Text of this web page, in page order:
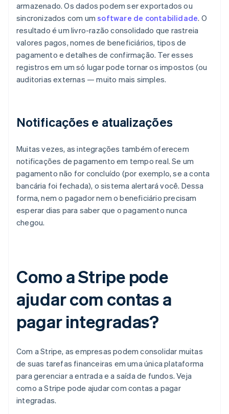
armazenado. Os dados podem ser exportados ou
sincronizados com umsoftware de contabilidade. O
resultado é um livro-razão consolidado que rastreia
valores pagos, nomes de beneficiários, tipos de
pagamento e detalhes de confirmação. Ter esses
registros em um só lugar pode tornar os impostos (ou
auditorias externas — muito mais simples.
Notificações e atualizações
Muitas vezes, as integrações também oferecem
notificações de pagamento em tempo real. Se um
pagamento não for concluído (por exemplo, se a conta
bancária foi fechada), o sistema alertará você. Dessa
forma, nem o pagador nem o beneficiário precisam
esperar dias para saber que o pagamento nunca
chegou.
Como a Stripe pode
ajudar com contas a
pagar integradas?
Com a Stripe, as empresas podem consolidar muitas
de suas tarefas financeiras em uma única plataforma
para gerenciar a entrada e a saída de fundos. Veja
como a Stripe pode ajudar com contas a pagar
integradas.